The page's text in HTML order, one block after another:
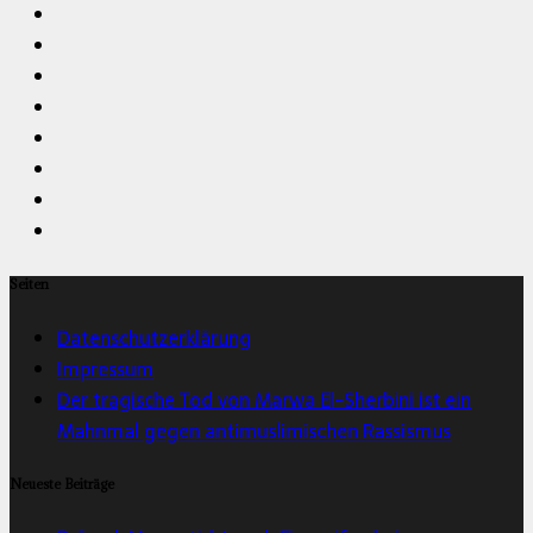
Seiten
Datenschutzerklärung
Impressum
Der tragische Tod von Marwa El-Sherbini ist ein
Mahnmal gegen antimuslimischen Rassismus
Neueste Beiträge